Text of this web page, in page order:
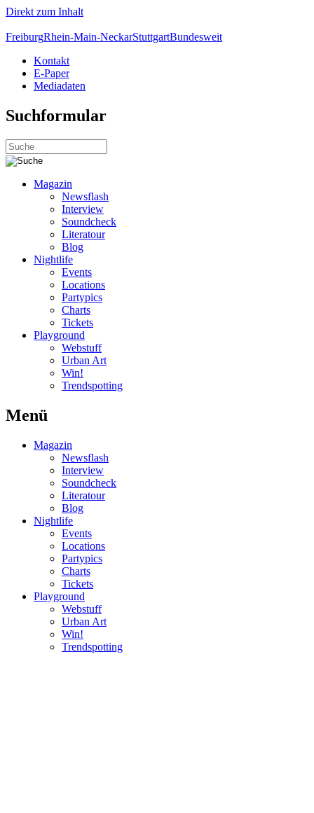
Direkt zum Inhalt
FreiburgRhein-Main-NeckarStuttgartBundesweit
Kontakt
E-Paper
Mediadaten
Suchformular
Magazin
Newsflash
Interview
Soundcheck
Literatour
Blog
Nightlife
Events
Locations
Partypics
Charts
Tickets
Playground
Webstuff
Urban Art
Win!
Trendspotting
Menü
Magazin
Newsflash
Interview
Soundcheck
Literatour
Blog
Nightlife
Events
Locations
Partypics
Charts
Tickets
Playground
Webstuff
Urban Art
Win!
Trendspotting